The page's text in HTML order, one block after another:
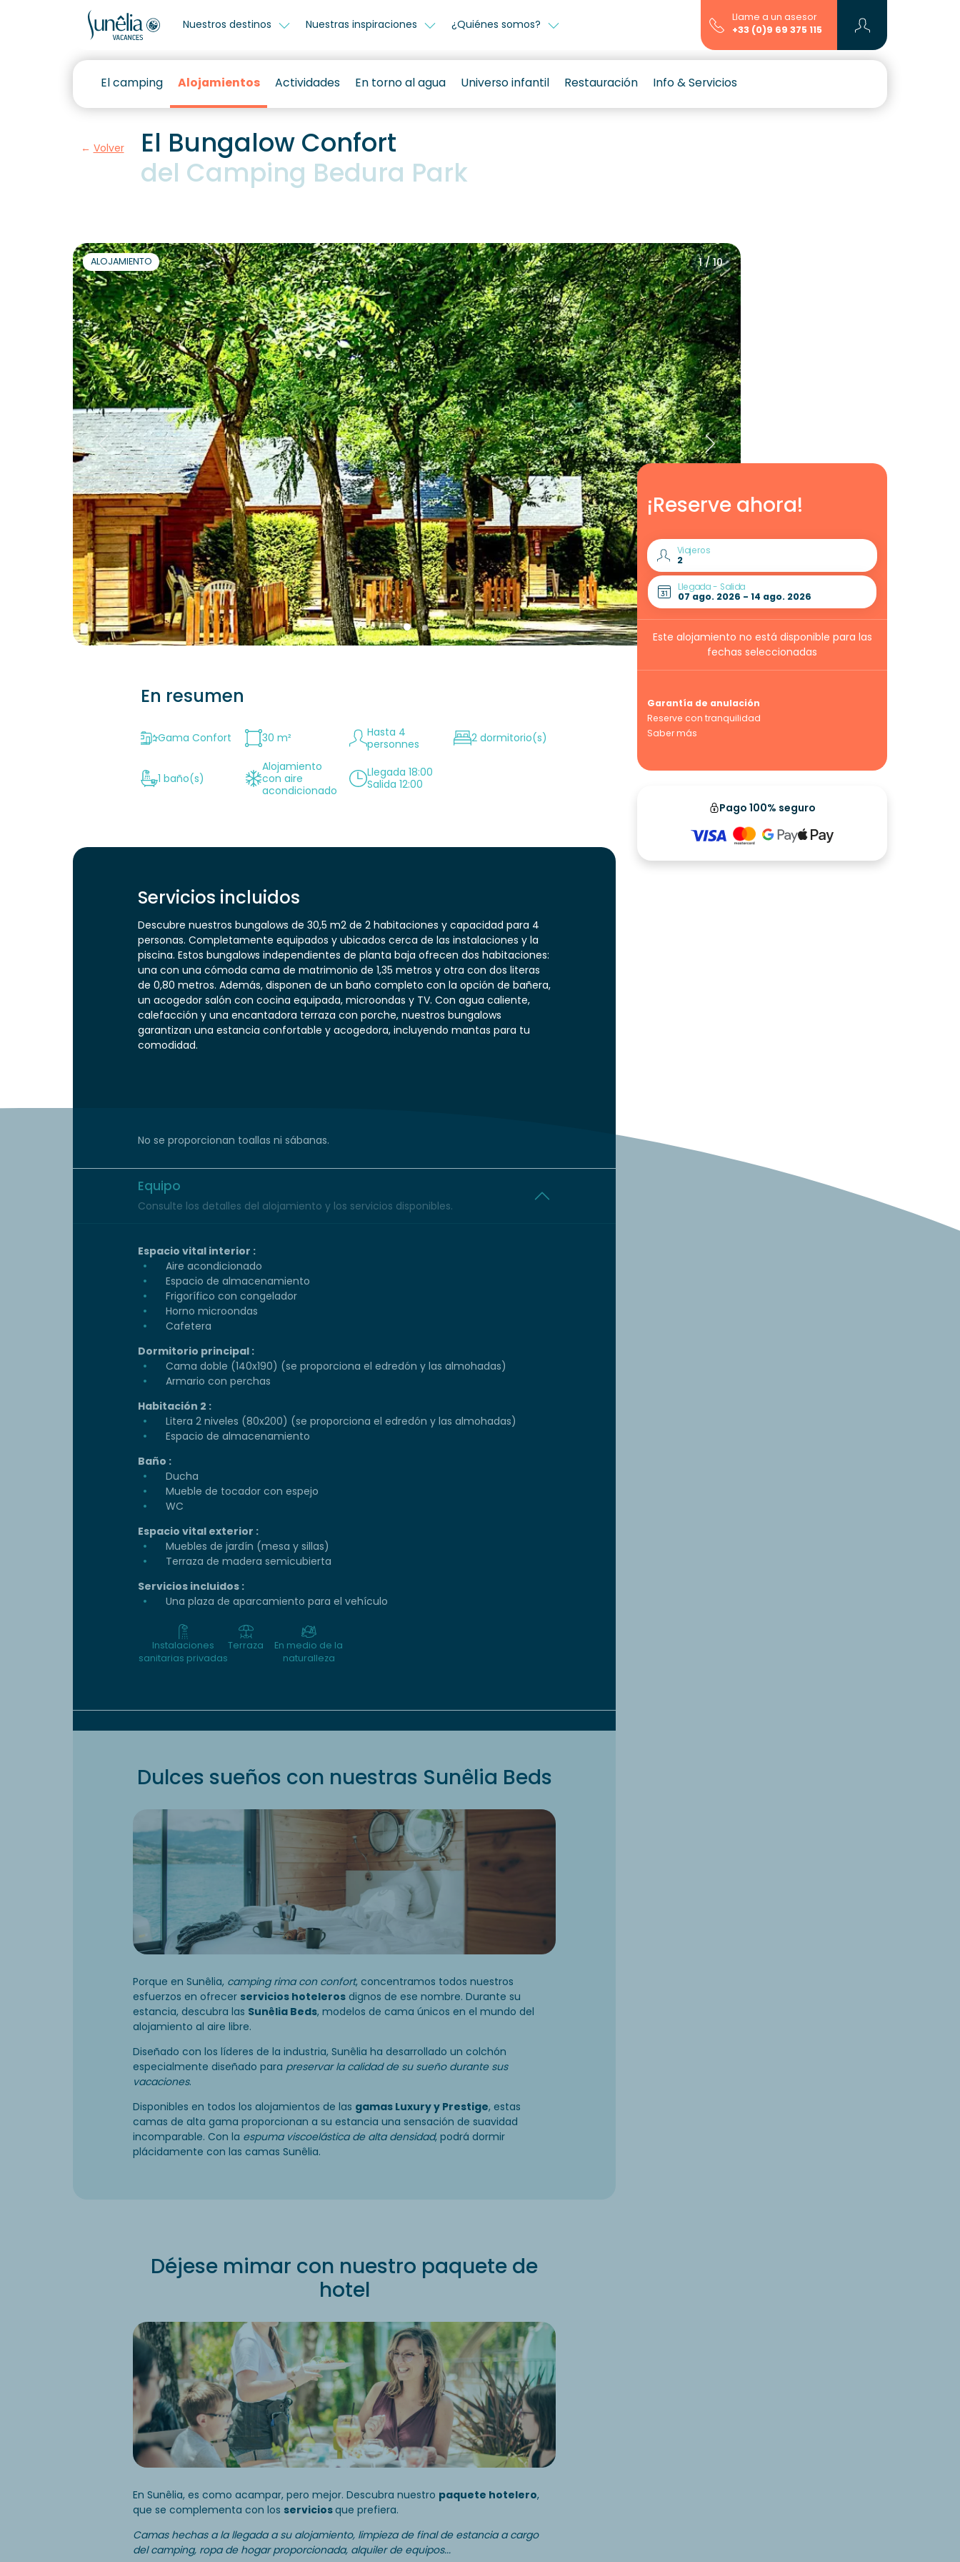
Nuestros destinos Nuestras inspiraciones ¿Quiénes somos?
Llame a un asesor
+33 (0)9 69 375 115
El camping Alojamientos Actividades En torno al agua Universo infantil Restauración Info & Servicios
Volver
El Bungalow Confort
del Camping Bedura Park
¡Reserve ahora!
Viajeros
Llegada - Salida
Este alojamiento no está disponible para las
fechas seleccionadas
Garantía de anulación
Reserve con tranquilidad
Saber más
Pago 100% seguro
1 / 10
ALOJAMIENTO
En resumen
Gama Confort 30 m²
Hasta 4
personnes
2 dormitorio(s)
1 baño(s)
Alojamiento
con aire
acondicionado
Llegada 18:00
Salida 12:00
Servicios incluidos
Descubre nuestros bungalows de 30,5 m2 de 2 habitaciones y capacidad para 4
personas. Completamente equipados y ubicados cerca de las instalaciones y la
piscina. Estos bungalows independientes de planta baja ofrecen dos habitaciones:
una con una cómoda cama de matrimonio de 1,35 metros y otra con dos literas
de 0,80 metros. Además, disponen de un baño completo con la opción de bañera,
un acogedor salón con cocina equipada, microondas y TV. Con agua caliente,
calefacción y una encantadora terraza con porche, nuestros bungalows
garantizan una estancia confortable y acogedora, incluyendo mantas para tu
comodidad.
No se proporcionan toallas ni sábanas.
Equipo
Consulte los detalles del alojamiento y los servicios disponibles.
Espacio vital interior :
Aire acondicionado
Espacio de almacenamiento
Frigorífico con congelador
Horno microondas
Cafetera
Dormitorio principal :
Cama doble (140x190) (se proporciona el edredón y las almohadas)
Armario con perchas
Habitación 2 :
Litera 2 niveles (80x200) (se proporciona el edredón y las almohadas)
Espacio de almacenamiento
Baño :
Ducha
Mueble de tocador con espejo
WC
Espacio vital exterior :
Muebles de jardín (mesa y sillas)
Terraza de madera semicubierta
Servicios incluidos :
Una plaza de aparcamiento para el vehículo
Instalaciones
sanitarias privadas
Terraza
En medio de la
naturalleza
Dulces sueños con nuestras Sunêlia Beds
Porque en Sunêlia, camping rima con confort, concentramos todos nuestros
esfuerzos en ofrecer servicios hoteleros dignos de ese nombre. Durante su
estancia, descubra las Sunêlia Beds, modelos de cama únicos en el mundo del
alojamiento al aire libre.
Diseñado con los líderes de la industria, Sunêlia ha desarrollado un colchón
especialmente diseñado para preservar la calidad de su sueño durante sus
vacaciones.
Disponibles en todos los alojamientos de las gamas Luxury y Prestige, estas
camas de alta gama proporcionan a su estancia una sensación de suavidad
incomparable. Con la espuma viscoelástica de alta densidad, podrá dormir
plácidamente con las camas Sunêlia.
Déjese mimar con nuestro paquete de
hotel
En Sunêlia, es como acampar, pero mejor. Descubra nuestro paquete hotelero,
que se complementa con los serviciosque prefiera.
Camas hechas a la llegada a su alojamiento, limpieza de final de estancia a cargo
del camping, ropa de hogar proporcionada, alquiler de equipos...